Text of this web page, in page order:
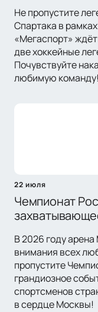
Не пропустите
Спартака в
«Мегаспорт»
две хоккейные
Почувствуйте
любимую команду!
22 июля
Чемпионат
В 2026 году
внимания всех
пропустите
грандиозное
спортсменов
в сердце Москвы!